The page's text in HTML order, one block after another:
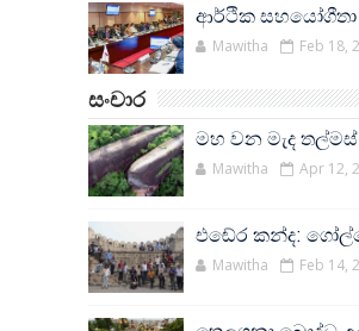
ආර්ථික
Mawitha Feb 18,
සංචාර
මහ වන මැද
Mawitha Apr 12,
එඬේර කන්ද:
Mawitha Feb 14,